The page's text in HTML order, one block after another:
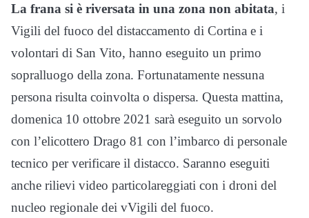
La frana si è riversata in una zona non abitata, i
Vigili del fuoco del distaccamento di Cortina e i
volontari di San Vito, hanno eseguito un primo
sopralluogo della zona. Fortunatamente nessuna
persona risulta coinvolta o dispersa. Questa mattina,
domenica 10 ottobre 2021 sarà eseguito un sorvolo
con l’elicottero Drago 81 con l’imbarco di personale
tecnico per verificare il distacco. Saranno eseguiti
anche rilievi video particolareggiati con i droni del
nucleo regionale dei vVigili del fuoco.